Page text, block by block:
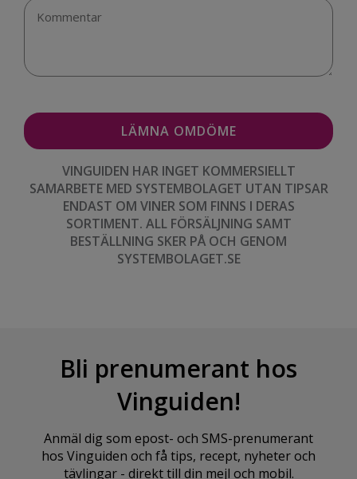
VINGUIDEN HAR INGET KOMMERSIELLT
SAMARBETE MED SYSTEMBOLAGET UTAN TIPSAR
ENDAST OM VINER SOM FINNS I DERAS
SORTIMENT. ALL FÖRSÄLJNING SAMT
BESTÄLLNING SKER PÅ OCH GENOM
SYSTEMBOLAGET.SE
Bli prenumerant hos
Vinguiden!
Anmäl dig som epost- och SMS-prenumerant
hos Vinguiden och få tips, recept, nyheter och
tävlingar - direkt till din mejl och mobil.